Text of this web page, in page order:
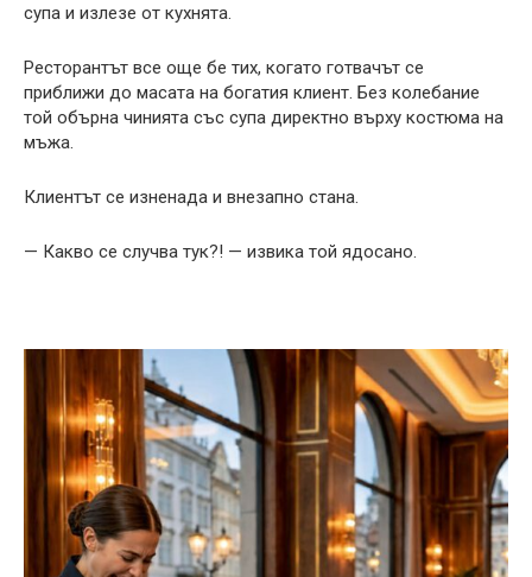
супа и излезе от кухнята.
Ресторантът все още бе тих, когато готвачът се
приближи до масата на богатия клиент. Без колебание
той обърна чинията със супа директно върху костюма на
мъжа.
Клиентът се изненада и внезапно стана.
— Какво се случва тук?! — извика той ядосано.